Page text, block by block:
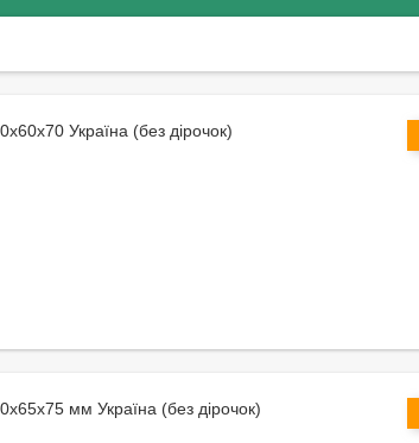
Україна (без дірочок)
мм Україна (без дірочок)